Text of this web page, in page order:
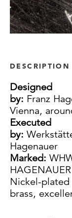
DESCRIPTION
Designed
by: Franz
Vienna,
Executed
by:
Hagenauer
Marked:
Nickel-plated
brass,